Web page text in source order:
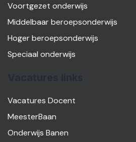
Voortgezet onderwijs
Middelbaar beroepsonderwijs
Hoger beroepsonderwijs
Speciaal onderwijs
Vacatures Docent
MeesterBaan
Onderwijs Banen